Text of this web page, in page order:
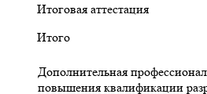
Итоговая аттестация
Итого
Дополнительная
повышения квалификации